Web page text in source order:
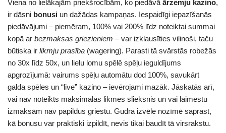
Viena no lielākajām priekšrocībām, ko piedāvā ārzemju kazino,
ir dāsni bonusi un dažādas kampaņas. Iespaidīgi iepazīšanās
piedāvājumi – piemēram, 100% vai 200% līdz noteiktai summai
kopā ar bezmaksas griezieniem – var izklausīties vilinoši, taču
būtiska ir likmju prasība (wagering). Parasti tā svārstās robežās
no 30x līdz 50x, un lielu lomu spēlē spēļu ieguldījums
apgrozījumā: vairums spēļu automātu dod 100%, savukārt
galda spēles un “live” kazino – ievērojami mazāk. Jāskatās arī,
vai nav noteikts maksimālās likmes slieksnis un vai laimestu
izmaksām nav papildus griestu. Gudra izvēle nozīmē saprast,
kā bonusu var praktiski izpildīt, nevis tikai baudīt tā virsrakstu.